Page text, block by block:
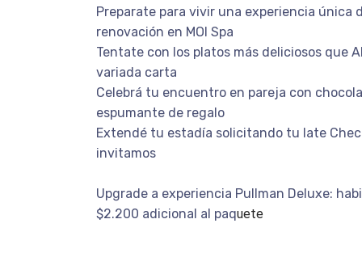
Preparate para vivir una experiencia única
renovación en MOI Spa
Tentate con los platos más deliciosos que
variada carta
Celebrá tu encuentro en pareja con
espumante de regalo
Extendé tu estadía solicitando tu late
invitamos
Upgrade a experiencia Pullman Deluxe:
$2.200 adicional al paquete